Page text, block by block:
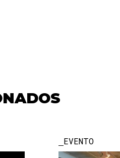
EVENTO